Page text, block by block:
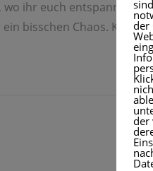
ihr euch entspannen
bisschen Chaos. Kinder
der
der